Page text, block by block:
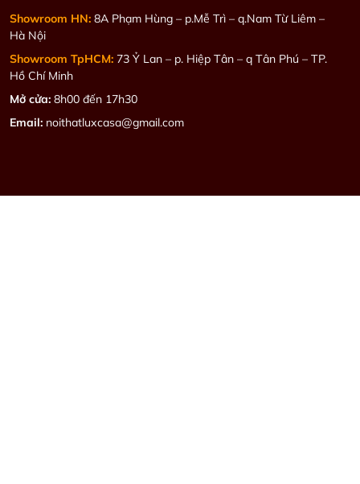
Showroom HN: 8A Phạm Hùng – p.Mễ Trì – q.Nam Từ Liêm –
Hà Nội
Showroom TpHCM: 73 Ỷ Lan – p. Hiệp Tân – q Tân Phú – TP.
Hồ Chí Minh
Mở cửa: 8h00 đến 17h30
Email: noithatluxcasa@gmail.com